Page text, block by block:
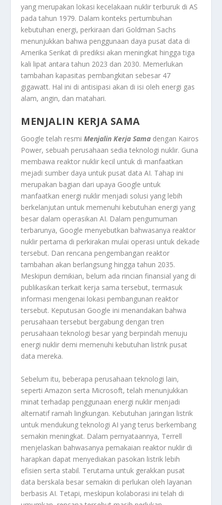
yang merupakan lokasi kecelakaan nuklir terburuk di AS
pada tahun 1979. Dalam konteks pertumbuhan
kebutuhan energi, perkiraan dari Goldman Sachs
menunjukkan bahwa penggunaan daya pusat data di
Amerika Serikat di prediksi akan meningkat hingga tiga
kali lipat antara tahun 2023 dan 2030. Memerlukan
tambahan kapasitas pembangkitan sebesar 47
gigawatt. Hal ini di antisipasi akan di isi oleh energi gas
alam, angin, dan matahari.
MENJALIN KERJA SAMA
Google telah resmiMenjalin Kerja Sama dengan Kairos
Power, sebuah perusahaan sedia teknologi nuklir. Guna
membawa reaktor nuklir kecil untuk di manfaatkan
mejadi sumber daya untuk pusat data AI. Tahap ini
merupakan bagian dari upaya Google untuk
manfaatkan energi nuklir menjadi solusi yang lebih
berkelanjutan untuk memenuhi kebutuhan energi yang
besar dalam operasikan AI. Dalam pengumuman
terbarunya, Google menyebutkan bahwasanya reaktor
nuklir pertama di perkirakan mulai operasi untuk dekade
tersebut. Dan rencana pengembangan reaktor
tambahan akan berlangsung hingga tahun 2035.
Meskipun demikian, belum ada rincian finansial yang di
publikasikan terkait kerja sama tersebut, termasuk
informasi mengenai lokasi pembangunan reaktor
tersebut. Keputusan Google ini menandakan bahwa
perusahaan tersebut bergabung dengan tren
perusahaan teknologi besar yang berpindah menuju
energi nuklir demi memenuhi kebutuhan listrik pusat
data mereka.
Sebelum itu, beberapa perusahaan teknologi lain,
seperti Amazon serta Microsoft, telah menunjukkan
minat terhadap penggunaan energi nuklir menjadi
alternatif ramah lingkungan. Kebutuhan jaringan listrik
untuk mendukung teknologi AI yang terus berkembang
semakin meningkat. Dalam pernyataannya, Terrell
menjelaskan bahwasanya pemakaian reaktor nuklir di
harapkan dapat menyediakan pasokan listrik lebih
efisien serta stabil. Terutama untuk gerakkan pusat
data berskala besar semakin di perlukan oleh layanan
berbasis AI. Tetapi, meskipun kolaborasi ini telah di